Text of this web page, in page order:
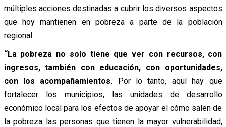
múltiples acciones destinadas a cubrir los diversos aspectos
que hoy mantienen en pobreza a parte de la población
regional.
“La pobreza no solo tiene que ver con recursos, con
ingresos, también con educación, con oportunidades,
con los acompañamientos. Por lo tanto, aquí hay que
fortalecer los municipios, las unidades de desarrollo
económico local para los efectos de apoyar el cómo salen de
la pobreza las personas que tienen la mayor vulnerabilidad,